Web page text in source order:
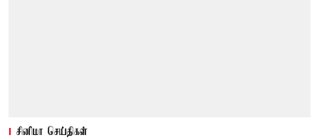
சினிமா செய்திகள்